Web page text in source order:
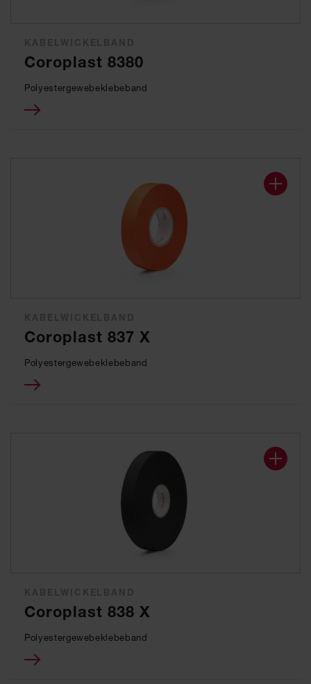
Coroplast 8380
Polyestergewebeklebeband
Coroplast 837 X
Polyestergewebeklebeband
Coroplast 838 X
Polyestergewebeklebeband